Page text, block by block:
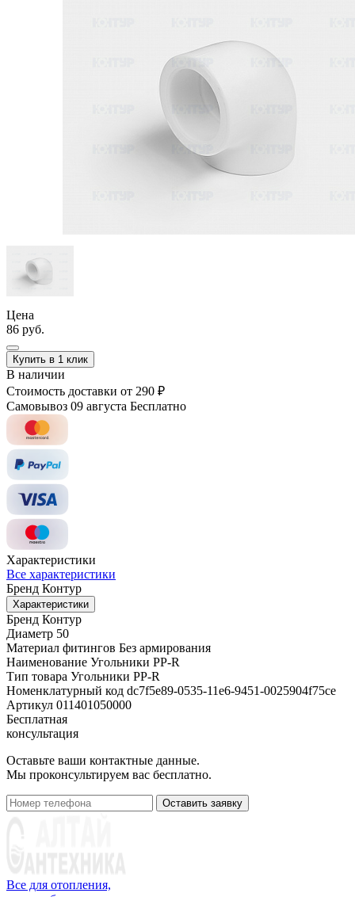
Цена
86 руб.
Купить в 1 клик
В наличии
Стоимость доставки от 290 ₽
Самовывоз 09 августа Бесплатно
Характеристики
Все характеристики
Бренд Контур
Характеристики
Бренд Контур
Диаметр 50
Материал фитингов Без армирования
Наименование Угольники PP-R
Тип товара Угольники PP-R
Номенклатурный код dc7f5e89-0535-11e6-9451-0025904f75ce
Артикул 011401050000
Бесплатная
консультация
Оставьте ваши контактные данные.
Мы проконсультируем вас бесплатно.
Оставить заявку
Все для отопления,